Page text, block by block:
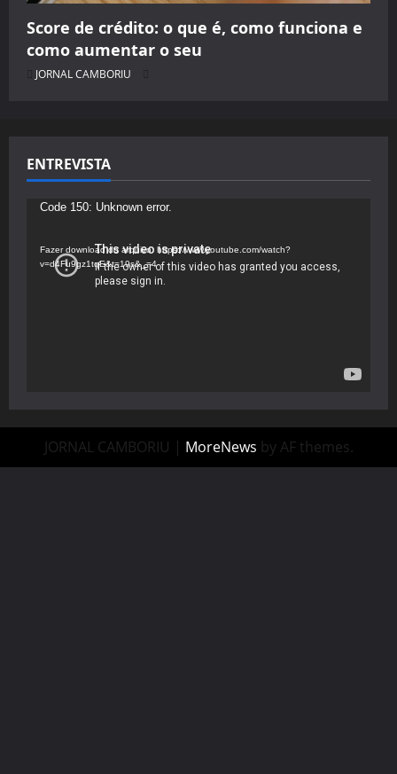
Score de crédito: o que é, como funciona e
como aumentar o seu
JORNAL CAMBORIU
ENTREVISTA
Tocador
vídeo
Code 150: Unknown error.
Fazer download do arquivo: https://www.youtube.com/watch?
v=d4Fu9gz1tqE&t=19s&_=4
JORNAL CAMBORIU | MoreNews by AF themes.